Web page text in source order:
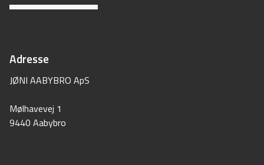
Adresse
JØNI AABYBRO ApS
Mølhavevej 1
9440 Aabybro